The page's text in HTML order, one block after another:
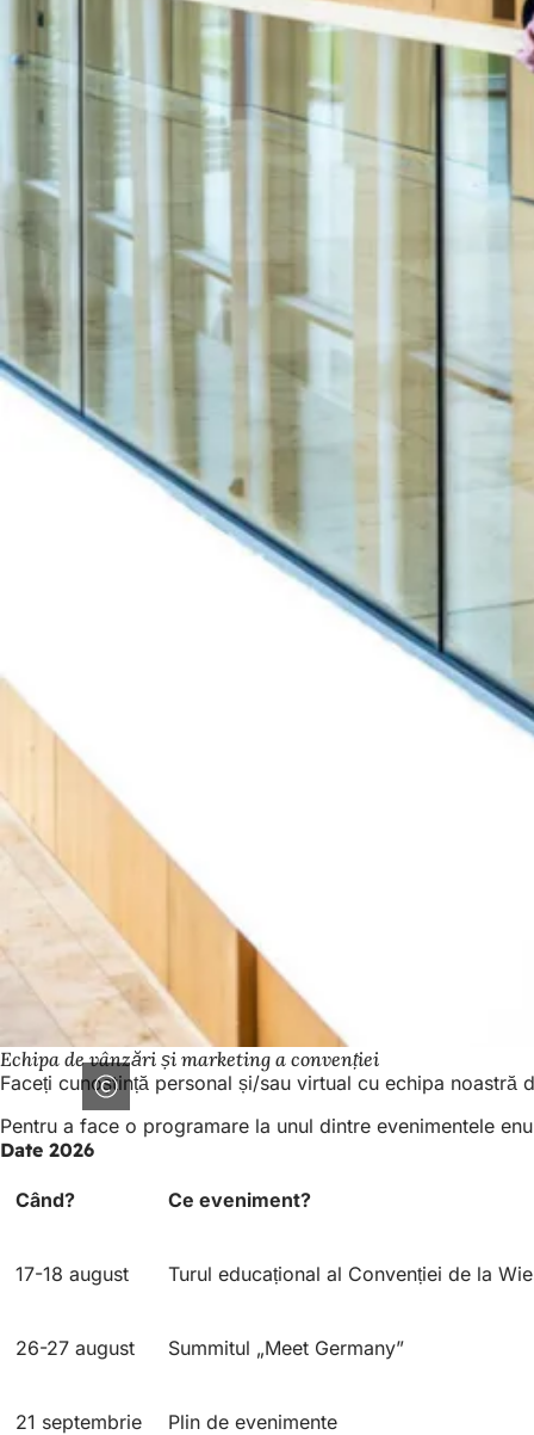
Echipa de vânzări și marketing a convenției
Faceți cunoștință personal și/sau virtual cu echipa
Pentru a face o programare la unul dintre evenimentele
Date 2026
Când? Ce eveniment?
17-18 august Turul educațional al Convenției de la
26-27 august Summitul „Meet Germany”
21 septembrie Plin de evenimente